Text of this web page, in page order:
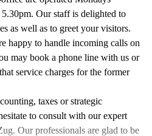
Our staff is delighted to
as well as to greet your visitors.
happy to handle incoming calls on
may book a phone line with us or
service charges for the former
taxes or strategic
to consult with our expert
Our professionals are glad to be